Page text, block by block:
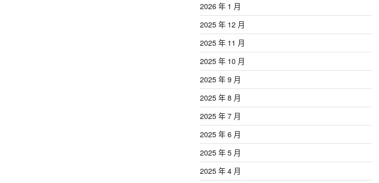
2026 年 1 月
2025 年 12 月
2025 年 11 月
2025 年 10 月
2025 年 9 月
2025 年 8 月
2025 年 7 月
2025 年 6 月
2025 年 5 月
2025 年 4 月